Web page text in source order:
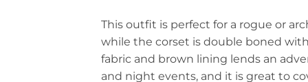
This outfit is perfect for a rogue or
while the corset is double boned
fabric and brown lining lends an
and night events, and it is great to